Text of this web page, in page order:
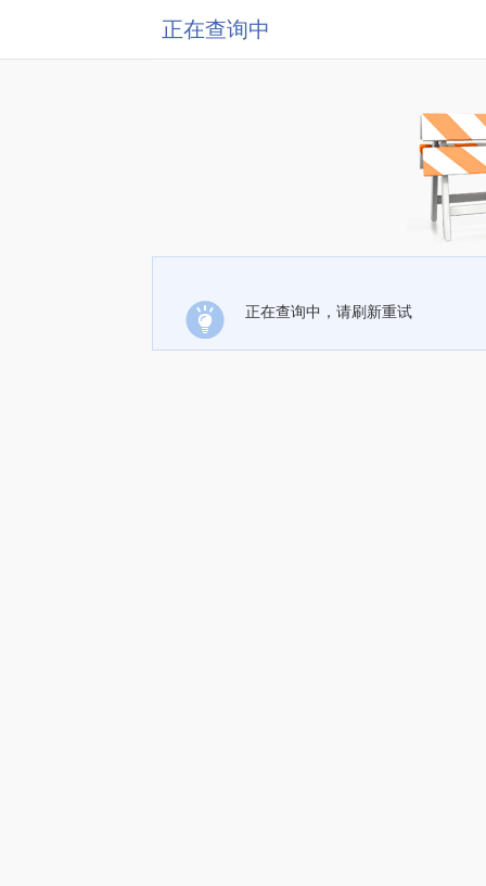
正在查询中
正在查询中，请刷新重试